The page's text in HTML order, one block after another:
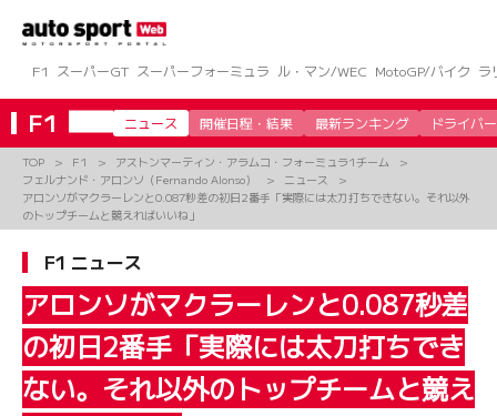
ツ
へ
ス
キ
F1 スーパーGT スーパーフォーミュラ ル・マン/WEC MotoGP/バイク ラ
F1 ニュース 開催日程・結果 最新ランキング ドライバー
TOP F1
アストンマーティン・アラムコ・フォーミュラ1チーム
フェルナンド・アロンソ（Fernando Alonso）
ニュース
アロンソがマクラーレンと0.087秒差の初日2番手「実際には太刀打ちできない。それ以外
のトップチームと競えればいいね」
F1 ニュース
アロンソがマクラーレンと0.087秒差
の初日2番手「実際には太刀打ちでき
ない。それ以外のトップチームと競え